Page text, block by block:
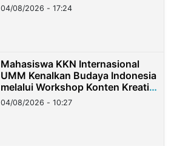
Migran Indonesia di Taiwan
04/08/2026 - 17:24
Mahasiswa KKN Internasional
UMM Kenalkan Budaya Indonesia
melalui Workshop Konten Kreatif
di Taiwan
04/08/2026 - 10:27